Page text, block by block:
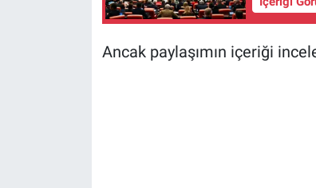
Ancak paylaşımın içeriği